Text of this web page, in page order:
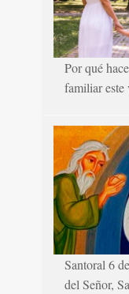
Por qué
familiar este
Santoral 6
del Señor,